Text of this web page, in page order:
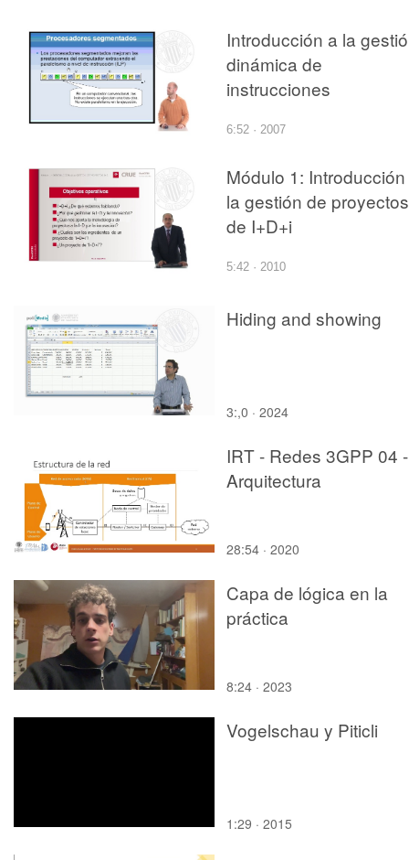
Introducción a la
dinámica de
instrucciones
6:52 · 2007
Módulo 1:
la gestión de proyectos
de I+D+i
5:42 · 2010
Hiding and showing
3:,0 · 2024
IRT - Redes 3GPP 04 -
Arquitectura
28:54 · 2020
Capa de lógica en la
práctica
8:24 · 2023
Vogelschau y Piticli
1:29 · 2015